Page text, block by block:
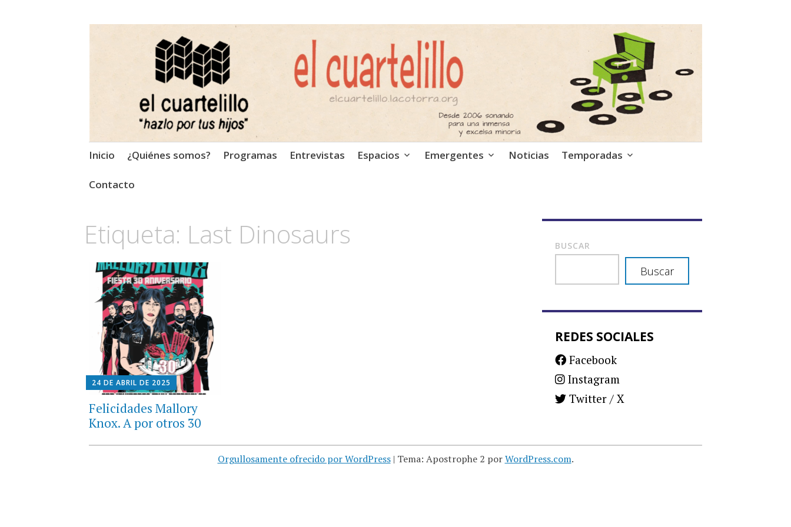
El Cuartelillo
Programa de radio de música independiente. Podcast
Saltar
contenido
Inicio ¿Quiénes somos? Programas Entrevistas Espacios Emergentes Noticias Temporadas
Contacto
Etiqueta: Last Dinosaurs
24 DE ABRIL DE 2025
Felicidades Mallory
Knox. A por otros 30
BUSCAR
Buscar
REDES SOCIALES
Facebook
Instagram
Twitter / X
Orgullosamente ofrecido por WordPress | Tema: Apostrophe 2 porWordPress.com.